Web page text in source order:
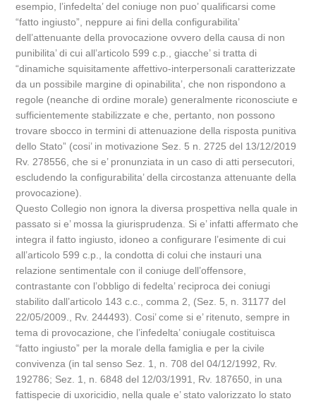
esempio, l’infedelta’ del coniuge non puo’ qualificarsi come
“fatto ingiusto”, neppure ai fini della configurabilita’
dell’attenuante della provocazione ovvero della causa di non
punibilita’ di cui all’articolo 599 c.p., giacche’ si tratta di
“dinamiche squisitamente affettivo-interpersonali caratterizzate
da un possibile margine di opinabilita’, che non rispondono a
regole (neanche di ordine morale) generalmente riconosciute e
sufficientemente stabilizzate e che, pertanto, non possono
trovare sbocco in termini di attenuazione della risposta punitiva
dello Stato” (cosi’ in motivazione Sez. 5 n. 2725 del 13/12/2019
Rv. 278556, che si e’ pronunziata in un caso di atti persecutori,
escludendo la configurabilita’ della circostanza attenuante della
provocazione).
Questo Collegio non ignora la diversa prospettiva nella quale in
passato si e’ mossa la giurisprudenza. Si e’ infatti affermato che
integra il fatto ingiusto, idoneo a configurare l’esimente di cui
all’articolo 599 c.p., la condotta di colui che instauri una
relazione sentimentale con il coniuge dell’offensore,
contrastante con l’obbligo di fedelta’ reciproca dei coniugi
stabilito dall’articolo 143 c.c., comma 2, (Sez. 5, n. 31177 del
22/05/2009., Rv. 244493). Cosi’ come si e’ ritenuto, sempre in
tema di provocazione, che l’infedelta’ coniugale costituisca
“fatto ingiusto” per la morale della famiglia e per la civile
convivenza (in tal senso Sez. 1, n. 708 del 04/12/1992, Rv.
192786; Sez. 1, n. 6848 del 12/03/1991, Rv. 187650, in una
fattispecie di uxoricidio, nella quale e’ stato valorizzato lo stato